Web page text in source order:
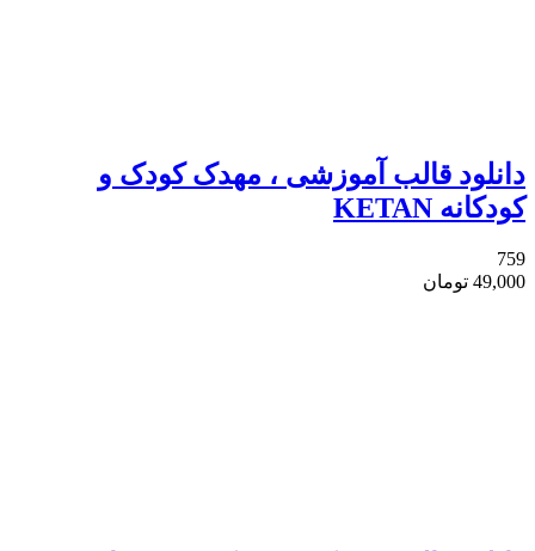
دانلود قالب آموزشی ، مهدک کودک و
کودکانه KETAN
759
49,000 تومان